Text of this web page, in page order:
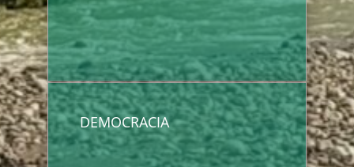
DEMOCRACIA